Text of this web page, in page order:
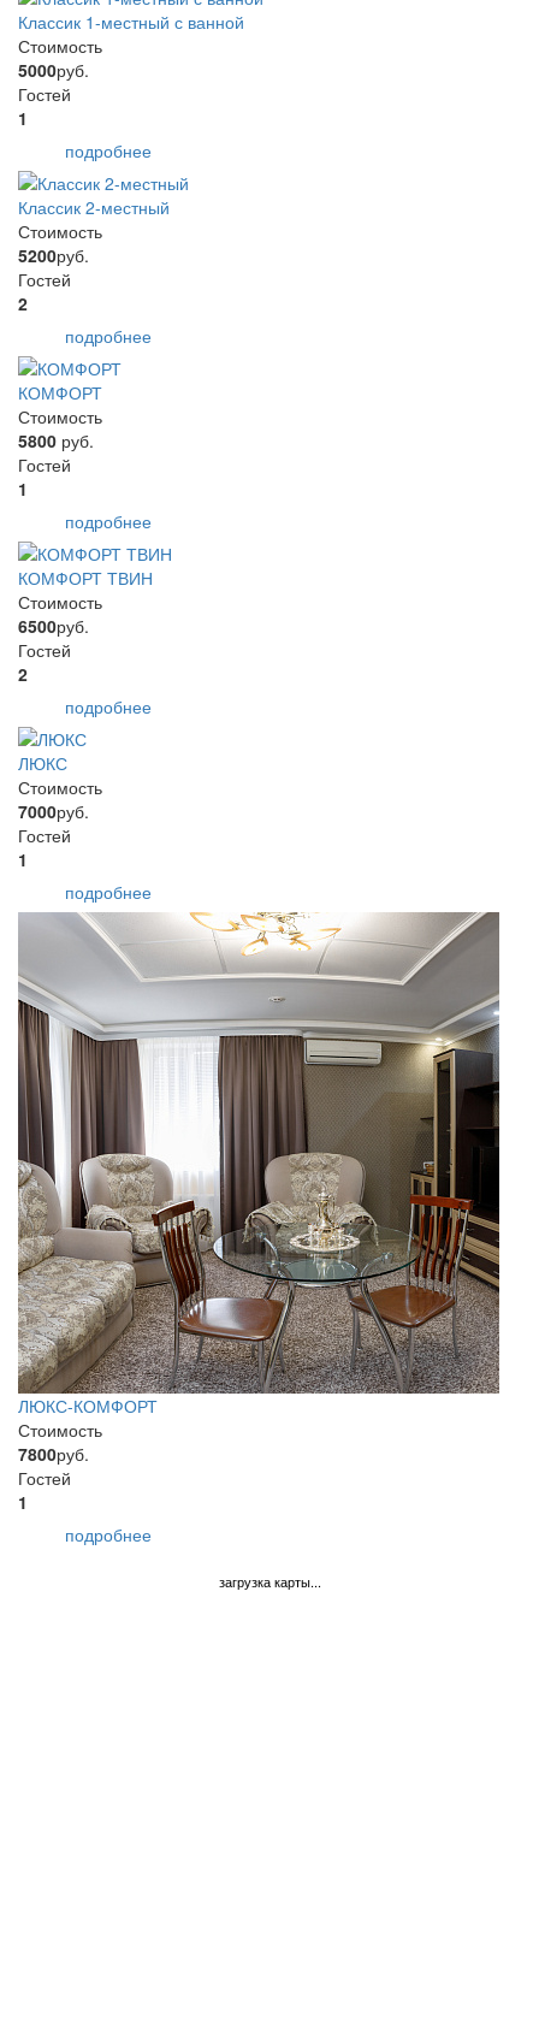
Классик 1-местный с ванной
Стоимость
5000руб.
Гостей
1
подробнее
Классик 2-местный
Стоимость
5200руб.
Гостей
2
подробнее
КОМФОРТ
Стоимость
5800 руб.
Гостей
1
подробнее
КОМФОРТ ТВИН
Стоимость
6500руб.
Гостей
2
подробнее
ЛЮКС
Стоимость
7000руб.
Гостей
1
подробнее
ЛЮКС-КОМФОРТ
Стоимость
7800руб.
Гостей
1
подробнее
загрузка карты...